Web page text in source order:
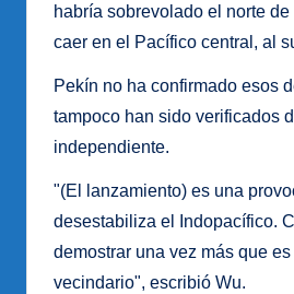
habría sobrevolado el norte
caer en el Pacífico central, al
Pekín no ha confirmado esos
tampoco han sido verificados
independiente.
"(El lanzamiento) es una
desestabiliza el Indopacífico.
demostrar una vez más que es
vecindario", escribió Wu.